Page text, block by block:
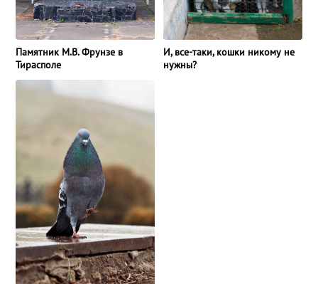
Памятник М.В. Фрунзе в
Тирасполе
И, все-таки, кошки никому не
нужны?